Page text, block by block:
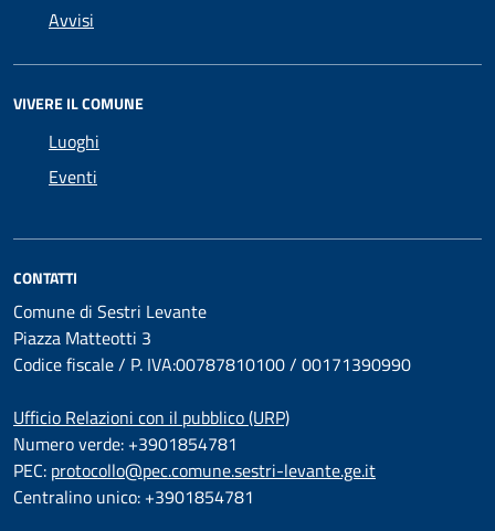
Avvisi
VIVERE IL COMUNE
Luoghi
Eventi
CONTATTI
Comune di Sestri Levante
Piazza Matteotti 3
Codice fiscale / P. IVA:00787810100 / 00171390990
Ufficio Relazioni con il pubblico (URP)
Numero verde: +3901854781
PEC: protocollo@pec.comune.sestri-levante.ge.it
Centralino unico: +3901854781